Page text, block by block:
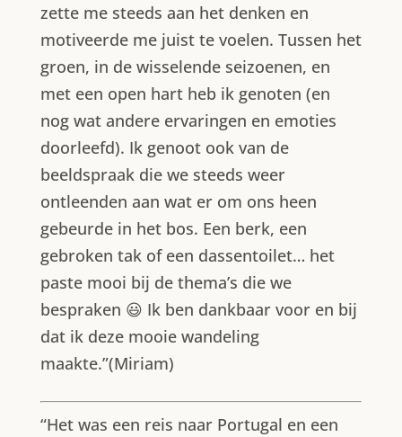
zette me steeds aan het denken en
motiveerde me juist te voelen. Tussen het
groen, in de wisselende seizoenen, en
met een open hart heb ik genoten (en
nog wat andere ervaringen en emoties
doorleefd). Ik genoot ook van de
beeldspraak die we steeds weer
ontleenden aan wat er om ons heen
gebeurde in het bos. Een berk, een
gebroken tak of een dassentoilet… het
paste mooi bij de thema’s die we
bespraken 😃 Ik ben dankbaar voor en bij
dat ik deze mooie wandeling
maakte.”(Miriam)
“Het was een reis naar Portugal en een